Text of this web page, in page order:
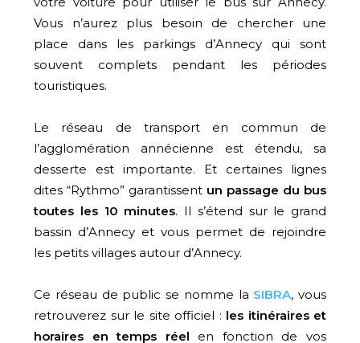
Vous n’aurez plus besoin de chercher une
place dans les parkings d’Annecy qui sont
souvent complets pendant les périodes
touristiques.
Le réseau de transport en commun de
l’agglomération annécienne est étendu, sa
desserte est importante. Et certaines lignes
dites “Rythmo” garantissent un passage du bus
toutes les 10 minutes. Il s’étend sur le grand
bassin d’Annecy et vous permet de rejoindre
les petits villages autour d’Annecy.
Ce réseau de public se nomme la SIBRA, vous
retrouverez sur le site officiel : les itinéraires et
horaires en temps réel en fonction de vos